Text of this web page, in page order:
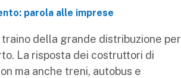
parola alle imprese
della grande distribuzione per
La risposta dei costruttori di
ma anche treni, autobus e